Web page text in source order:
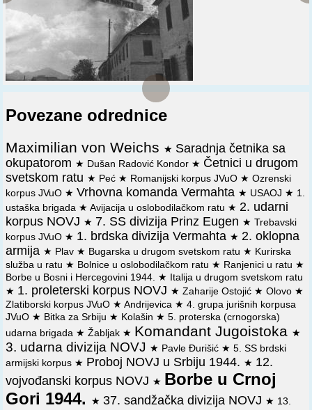
Povezane odrednice
Maximilian von Weichs ★ Saradnja četnika sa
okupatorom ★ Dušan Radović Kondor ★ Četnici u drugom
svetskom ratu ★ Peć ★ Romanijski korpus JVuO ★Ozrenski
korpus JVuO ★Vrhovna komanda Vermahta ★ USAOJ ★ 1.
ustaška brigada ★Avijacija u oslobodilačkom ratu ★ 2. udarni
korpus NOVJ ★ 7. SS divizija Prinz Eugen ★Trebavski
korpus JVuO ★ 1. brdska divizija Vermahta ★ 2. oklopna
armija ★ Plav ★ Bugarska u drugom svetskom ratu ★ Kurirska
služba u ratu ★ Bolnice u oslobodilačkom ratu ★ Ranjenici u ratu ★
Borbe u Bosni i Hercegovini 1944. ★ Italija u drugom svetskom ratu
★ 1. proleterski korpus NOVJ ★Zaharije Ostojić ★Olovo ★
Zlatiborski korpus JVuO ★Andrijevica ★4. grupa jurišnih korpusa
JVuO ★ Bitka za Srbiju ★ Kolašin ★5. proterska (crnogorska)
udarna brigada ★Žabljak ★ Komandant Jugoistoka ★
3. udarna divizija NOVJ ★ Pavle Đurišić ★5. SS brdski
armijski korpus ★ Proboj NOVJ u Srbiju 1944. ★ 12.
vojvođanski korpus NOVJ ★ Borbe u Crnoj
Gori 1944.
★ 37. sandžačka divizija NOVJ ★ 13.